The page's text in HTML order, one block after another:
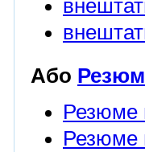
Або
Резюме
Резюме